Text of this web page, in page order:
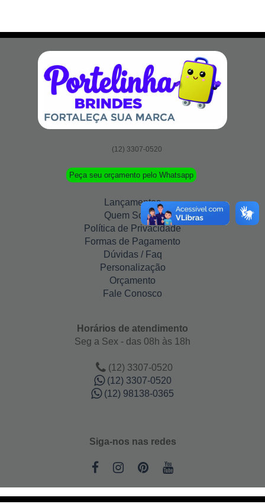
(12) 3307-0520
Peça seu orçamento pelo Whatsapp
Lançamentos
Quem Somos
Política de Privacidade
Formas de Pagamento
Dúvidas / Faq
Personalização
Orçamento
Fale Conosco
Horários de atendimento
Seg a Sex - das 08h às 18h
(12) 3307-0520
(12) 3307-0520
(12) 98138-0365
Siga-nos nas redes